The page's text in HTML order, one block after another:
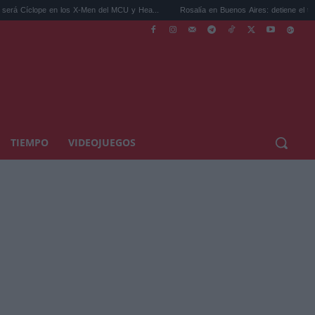
los X-Men del MCU y Hea... Rosalía en Buenos Aires: detiene el tráfico y se s...
TIEMPO VIDEOJUEGOS